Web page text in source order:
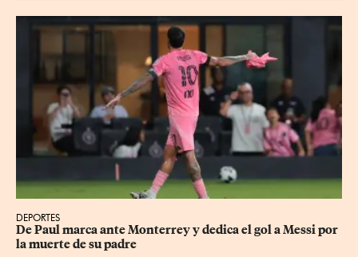
DEPORTES
De Paul marca ante Monterrey y dedica el gol a Messi por
la muerte de su padre